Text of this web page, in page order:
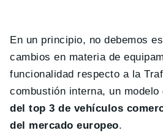
En un principio, no debemos
cambios en materia de
funcionalidad respecto a la
combustión interna, un
del top 3 de vehículos
del mercado europeo.